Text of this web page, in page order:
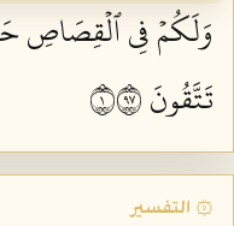
وَلَكُمۡ فِي ٱلۡقِصَاصِ
تَتَّقُونَ ١٧٩
۞ التفسير